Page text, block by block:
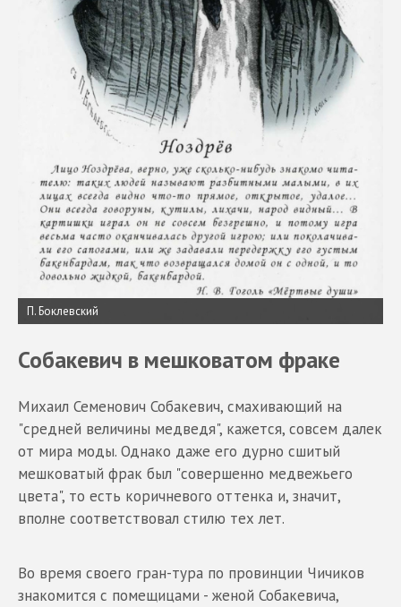
П. Боклевский
Собакевич в мешковатом фраке
Михаил Семенович Собакевич, смахивающий на
"средней величины медведя", кажется, совсем далек
от мира моды. Однако даже его дурно сшитый
мешковатый фрак был "совершенно медвежьего
цвета", то есть коричневого оттенка и, значит,
вполне соответствовал стилю тех лет.
Во время своего гран-тура по провинции Чичиков
знакомится с помещицами - женой Собакевича,